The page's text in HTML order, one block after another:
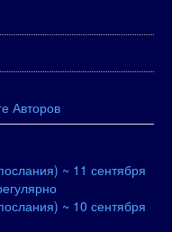
Авторов
~ 11 сентября
~ 10 сентября